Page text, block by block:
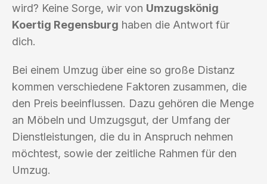
wird? Keine Sorge, wir von Umzugskönig
Koertig Regensburg haben die Antwort für
dich.
Bei einem Umzug über eine so große Distanz
kommen verschiedene Faktoren zusammen, die
den Preis beeinflussen. Dazu gehören die Menge
an Möbeln und Umzugsgut, der Umfang der
Dienstleistungen, die du in Anspruch nehmen
möchtest, sowie der zeitliche Rahmen für den
Umzug.